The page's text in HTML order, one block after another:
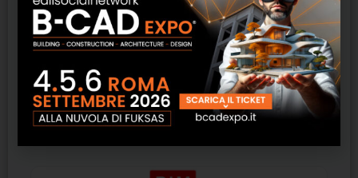
per piccole e grandi aree commerciali, locali
pubblici, locali residenziali, negozi, uffici,
strutture ricettive.
Prodotti correlati